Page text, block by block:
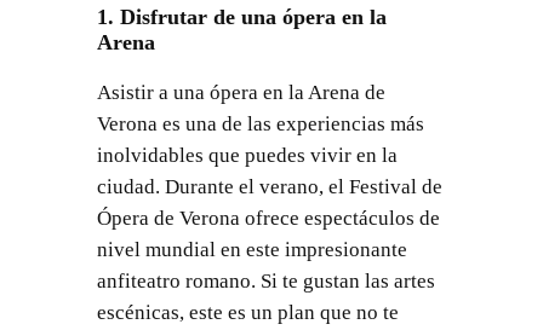
1. Disfrutar de una ópera en la
Arena
Asistir a una ópera en la Arena de
Verona es una de las experiencias más
inolvidables que puedes vivir en la
ciudad. Durante el verano, el Festival de
Ópera de Verona ofrece espectáculos de
nivel mundial en este impresionante
anfiteatro romano. Si te gustan las artes
escénicas, este es un plan que no te